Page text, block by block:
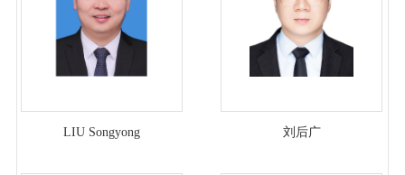
LIU Songyong 刘后广